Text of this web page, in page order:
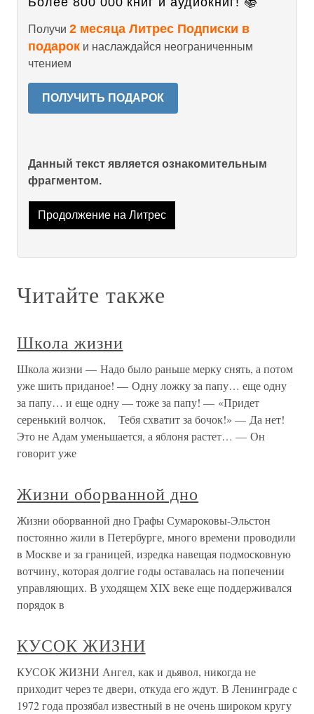
Получи 2 месяца Литрес Подписки в
подарок и наслаждайся неограниченным
чтением
ПОЛУЧИТЬ ПОДАРОК
Данный текст является ознакомительным
фрагментом.
Продолжение на Литрес
Читайте также
Школа жизни
Школа жизни — Надо было раньше мерку снять, а потом
уже шить приданое! — Одну ложку за папу… еще одну
за папу… и еще одну — тоже за папу! — «Придет
серенький волчок, Тебя схватит за бочок!» — Да нет!
Это не Адам уменьшается, а яблоня растет… — Он
говорит уже
Жизни оборванной дно
Жизни оборванной дно Графы Сумароковы-Эльстон
постоянно жили в Петербурге, много времени проводили
в Москве и за границей, изредка навещая подмосковную
вотчину, которая долгие годы оставалась на попечении
управляющих. В уходящем XIX веке еще поддерживался
порядок в
КУСОК ЖИЗНИ
КУСОК ЖИЗНИ Ангел, как и дьявол, никогда не
приходит через те двери, откуда его ждут. В Ленинграде с
1972 года прозябал известный в не очень широком кругу